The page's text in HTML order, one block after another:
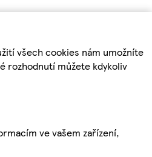
všech cookies nám umožníte
rozhodnutí můžete kdykoliv
ve vašem zařízení,